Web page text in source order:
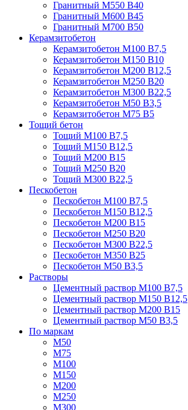
Гранитный М550 В40
Гранитный М600 В45
Гранитный М700 В50
Керамзитобетон
Керамзитобетон М100 В7,5
Керамзитобетон М150 В10
Керамзитобетон М200 В12,5
Керамзитобетон М250 В20
Керамзитобетон М300 В22,5
Керамзитобетон М50 В3,5
Керамзитобетон М75 В5
Тощий бетон
Тощий М100 В7,5
Тощий М150 В12,5
Тощий М200 В15
Тощий М250 В20
Тощий М300 В22,5
Пескобетон
Пескобетон М100 В7,5
Пескобетон М150 В12,5
Пескобетон М200 В15
Пескобетон М250 В20
Пескобетон М300 В22,5
Пескобетон М350 В25
Пескобетон М50 В3,5
Растворы
Цементный раствор М100 В7,5
Цементный раствор М150 В12,5
Цементный раствор М200 В15
Цементный раствор М50 В3,5
По маркам
М50
М75
М100
М150
М200
М250
М300